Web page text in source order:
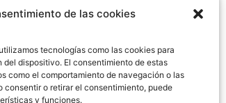
de las cookies
tecnologías como las cookies para
dispositivo. El consentimiento de estas
como el comportamiento de navegación o las
o retirar el consentimiento, puede
y funciones.
en los que las empresas